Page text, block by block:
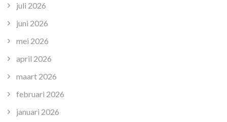
juli 2026
juni 2026
mei 2026
april 2026
maart 2026
februari 2026
januari 2026